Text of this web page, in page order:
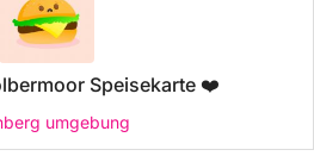
Speisekarte ❤️
umgebung